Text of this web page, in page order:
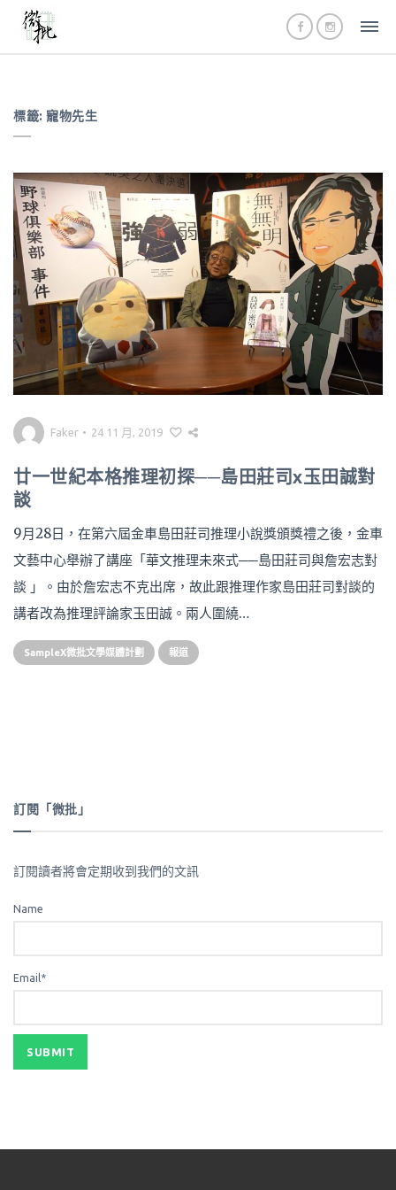
標籤: 寵物先生
Faker • 24 11 月, 2019
廿一世紀本格推理初探──島田莊司x玉田誠對
談
9月28日，在第六屆金車島田莊司推理小說獎頒獎禮之後，金車
文藝中心舉辦了講座「華文推理未來式──島田莊司與詹宏志對
談 」。由於詹宏志不克出席，故此跟推理作家島田莊司對談的
講者改為推理評論家玉田誠。兩人圍繞…
SampleX微批文學媒體計劃 報道
訂閱「微批」
訂閱讀者將會定期收到我們的文訊
Name
Email*